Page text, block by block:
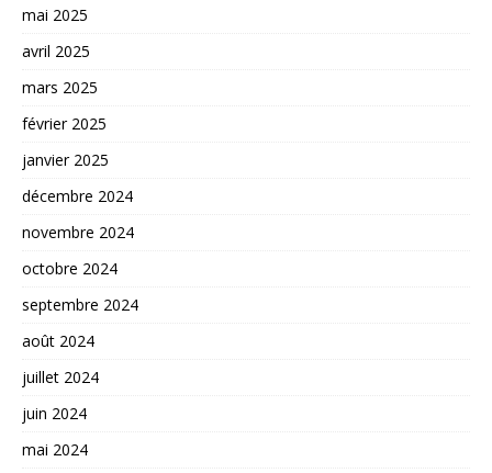
mai 2025
avril 2025
mars 2025
février 2025
janvier 2025
décembre 2024
novembre 2024
octobre 2024
septembre 2024
août 2024
juillet 2024
juin 2024
mai 2024